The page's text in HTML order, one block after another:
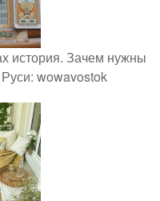
история. Зачем нужны
wowavostok